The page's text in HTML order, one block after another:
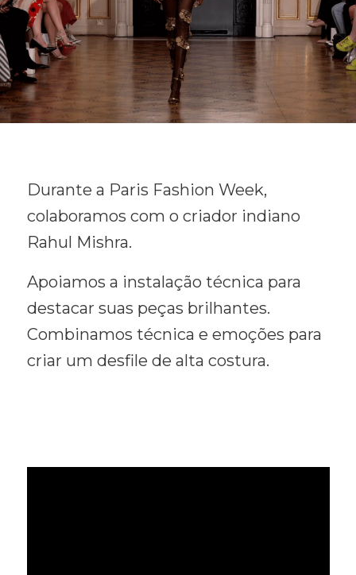
Durante a Paris Fashion Week,
colaboramos com o criador indiano
Rahul Mishra.
Apoiamos a instalação técnica para
destacar suas peças brilhantes.
Combinamos técnica e emoções para
criar um desfile de alta costura.